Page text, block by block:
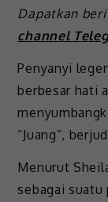
Dapatkan
channel
Penyanyi
berbesar hati
“Juang”,
Menurut
sebagai suatu